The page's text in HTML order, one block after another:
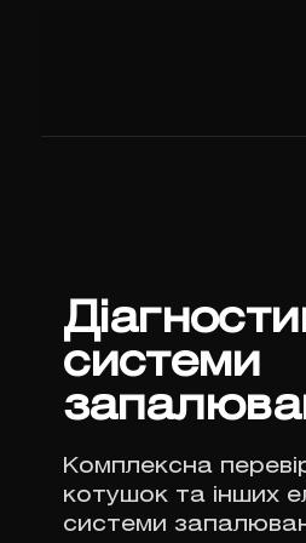
системи
Комплексна
котушок та інших
системи